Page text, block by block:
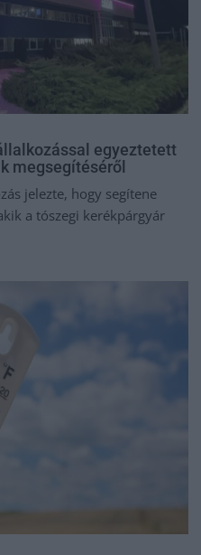
egyeztetett
megsegítéséről
jelezte, hogy segítene
a tószegi kerékpárgyár